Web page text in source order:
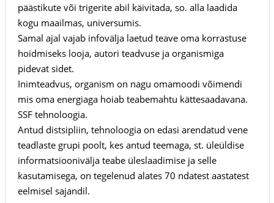
päästikute või trigerite abil käivitada, so. alla laadida
kogu maailmas, universumis.
Samal ajal vajab infovälja laetud teave oma korrastuse
hoidmiseks looja, autori teadvuse ja organismiga
pidevat sidet.
Inimteadvus, organism on nagu omamoodi võimendi
mis oma energiaga hoiab teabemahtu kättesaadavana.
SSF tehnoloogia.
Antud distsipliin, tehnoloogia on edasi arendatud vene
teadlaste grupi poolt, kes antud teemaga, st. üleüldise
informatsioonivälja teabe üleslaadimise ja selle
kasutamisega, on tegelenud alates 70 ndatest aastatest
eelmisel sajandil.